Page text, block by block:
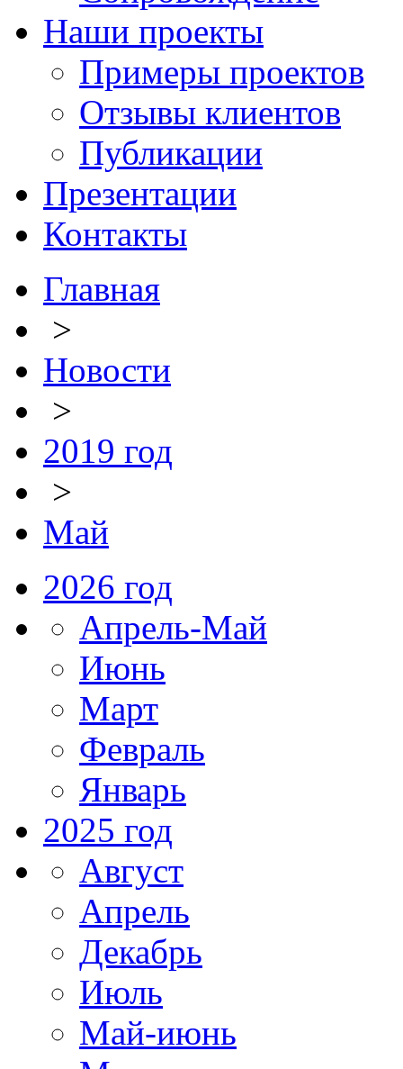
Наши проекты
Примеры проектов
Отзывы клиентов
Публикации
Презентации
Контакты
Главная
>
Новости
>
2019 год
>
Май
2026 год
Апрель-Май
Июнь
Март
Февраль
Январь
2025 год
Август
Апрель
Декабрь
Июль
Май-июнь